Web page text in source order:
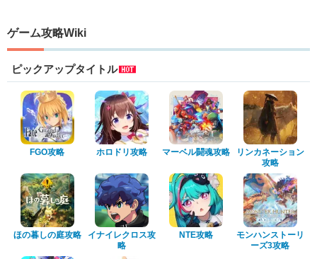
ゲーム攻略Wiki
ピックアップタイトル
FGO攻略 ホロドリ攻略 マーベル闘魂攻略
リンカネーション
攻略
ほの暮しの庭攻略
イナイレクロス攻
略
NTE攻略
モンハンストーリ
ーズ3攻略